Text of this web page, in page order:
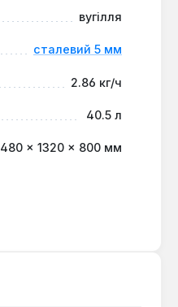
вугілля
сталевий 5 мм
2.86 кг/ч
40.5 л
480 × 1320 × 800 мм